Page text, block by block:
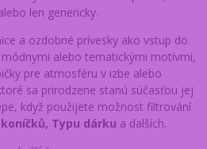
len genericky.
a ozdobné prívesky ako vstup do
alebo tematickými motívmi,
pre atmosféru v izbe alebo
sa prirodzene stanú súčasťou jej
když použijete možnost filtrování
Typu dárku a dalších.